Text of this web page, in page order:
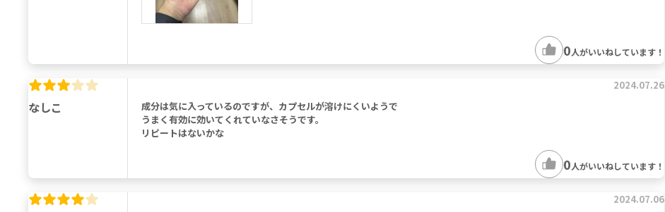
0人がいいねしています！
なしこ
2024.07.26
成分は気に入っているのですが、カプセルが溶けにくいようで
うまく有効に効いてくれていなさそうです。
リピートはないかな
0人がいいねしています！
2024.07.06